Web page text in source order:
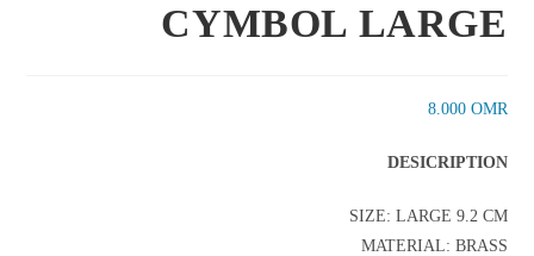
CYMBOL LARGE
8.000 OMR
DESICRIPTION
SIZE: LARGE 9.2 CM
MATERIAL: BRASS